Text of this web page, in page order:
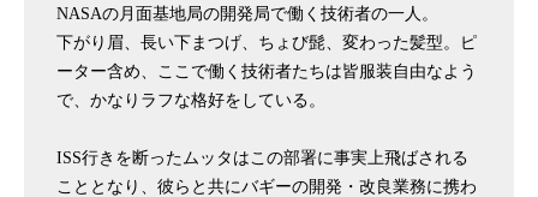
NASAの月面基地局の開発局で働く技術者の一人。
下がり眉、長い下まつげ、ちょび髭、変わった髪型。ピ
ーター含め、ここで働く技術者たちは皆服装自由なよう
で、かなりラフな格好をしている。
ISS行きを断ったムッタはこの部署に事実上飛ばされる
こととなり、彼らと共にバギーの開発・改良業務に携わ